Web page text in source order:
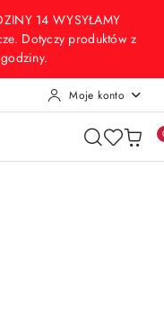
14 WYSYŁAMY
Dotyczy produktów z
Moje konto